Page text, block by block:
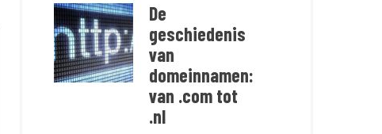
De
geschiedenis
van
domeinnamen:
van .com tot
.nl